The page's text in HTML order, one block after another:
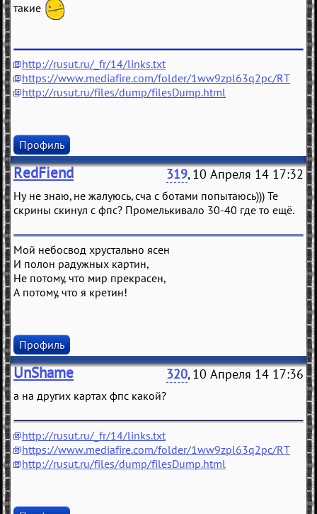
такие
http://rusut.ru/_fr/14/links.txt
https://www.mediafire.com/folder/1ww9zpl63q2pc/RT
http://rusut.ru/files/dump/filesDump.html
Профиль
RedFiend 319, 10 Апреля 14 17:32
Ну не знаю, не жалуюсь, сча с ботами попытаюсь))) Те
скрины скинул с фпс? Промелькивало 30-40 где то ещё.
Мой небосвод хрустально ясен
И полон радужных картин,
Не потому, что мир прекрасен,
А потому, что я кретин!
Профиль
UnShame 320, 10 Апреля 14 17:36
а на других картах фпс какой?
http://rusut.ru/_fr/14/links.txt
https://www.mediafire.com/folder/1ww9zpl63q2pc/RT
http://rusut.ru/files/dump/filesDump.html